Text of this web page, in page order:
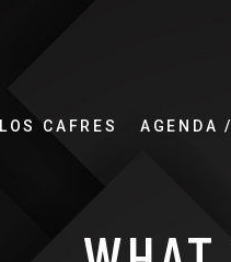
LOS CAFRES AGENDA